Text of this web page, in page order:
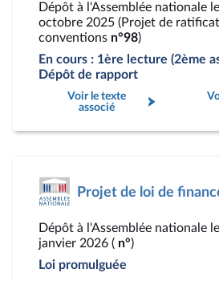
Dépôt à l'Assemblée nationale
octobre 2025 (Projet de
conventions n°98)
En cours : 1ère lecture (2ème
Dépôt de rapport
Voir le texte
associé
Projet de loi de
Dépôt à l'Assemblée nationale
janvier 2026 ( n°)
Loi promulguée